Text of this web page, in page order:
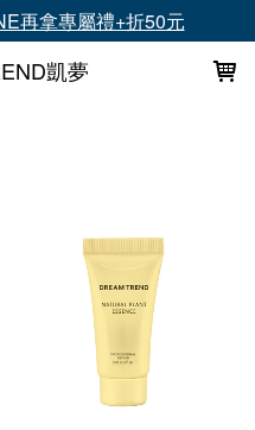
凱夢
再拿專屬禮+折50元
藍-034【青蘋果&茉莉】
柑橘&黑玫瑰】
粉-045【葡萄柚＆茉莉】